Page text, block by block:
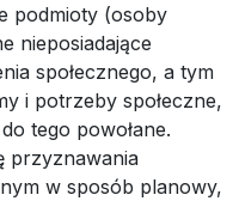
podmioty (osoby
nieposiadające
społecznego, a tym
i potrzeby społeczne,
tego powołane.
przyznawania
w sposób planowy,